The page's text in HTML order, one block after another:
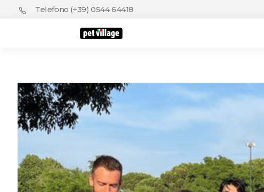
Telefono (+39) 0544 64418